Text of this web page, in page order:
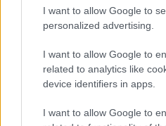
I want to allow Google to
personalized advertising.
I want to allow Google to
related to analytics like
device identifiers in apps.
I want to allow Google to
Deadpool 2
2018. május 18.
volt, amit mindennél